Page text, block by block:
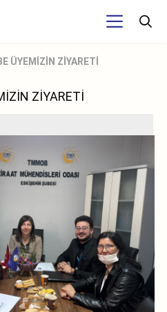
ÜYEMİZİN ZİYARETİ
ZİYARETİ